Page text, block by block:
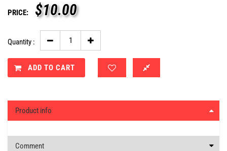
PRICE: $10.00
Quantity :
ADD TO CART
Product info
Comment